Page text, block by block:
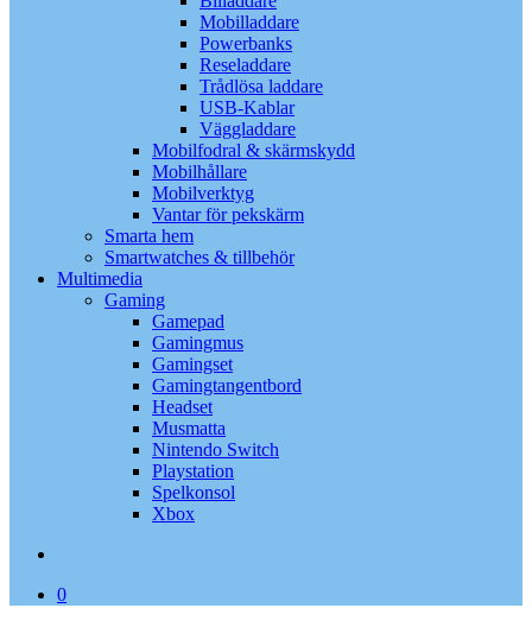
Mobilladdare
Powerbanks
Reseladdare
Trådlösa laddare
USB-Kablar
Väggladdare
Mobilfodral & skärmskydd
Mobilhållare
Mobilverktyg
Vantar för pekskärm
Smarta hem
Smartwatches & tillbehör
Multimedia
Gaming
Gamepad
Gamingmus
Gamingset
Gamingtangentbord
Headset
Musmatta
Nintendo Switch
Playstation
Spelkonsol
Xbox
0